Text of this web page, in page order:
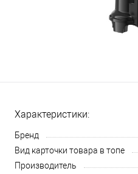
Характеристики:
Бренд
Вид карточки товара в топе
Производитель